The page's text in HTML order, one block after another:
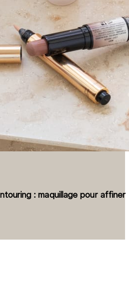
: maquillage pour affiner